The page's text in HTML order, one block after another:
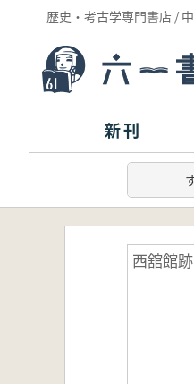
歴史・考古学専門書店 /
新刊
西舘館跡